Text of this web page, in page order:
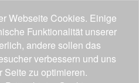
Webseite Cookies. Einige
Funktionalität unserer
andere sollen das
verbessern und uns
Seite zu optimieren.